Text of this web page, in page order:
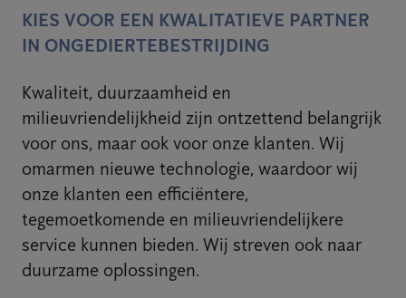
KIES VOOR EEN KWALITATIEVE PARTNER
IN ONGEDIERTEBESTRIJDING
Kwaliteit, duurzaamheid en
milieuvriendelijkheid zijn ontzettend belangrijk
voor ons, maar ook voor onze klanten. Wij
omarmen nieuwe technologie, waardoor wij
onze klanten een efficiëntere,
tegemoetkomende en milieuvriendelijkere
service kunnen bieden. Wij streven ook naar
duurzame oplossingen.